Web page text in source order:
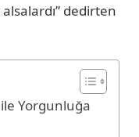
dedirten
ile Yorgunluğa